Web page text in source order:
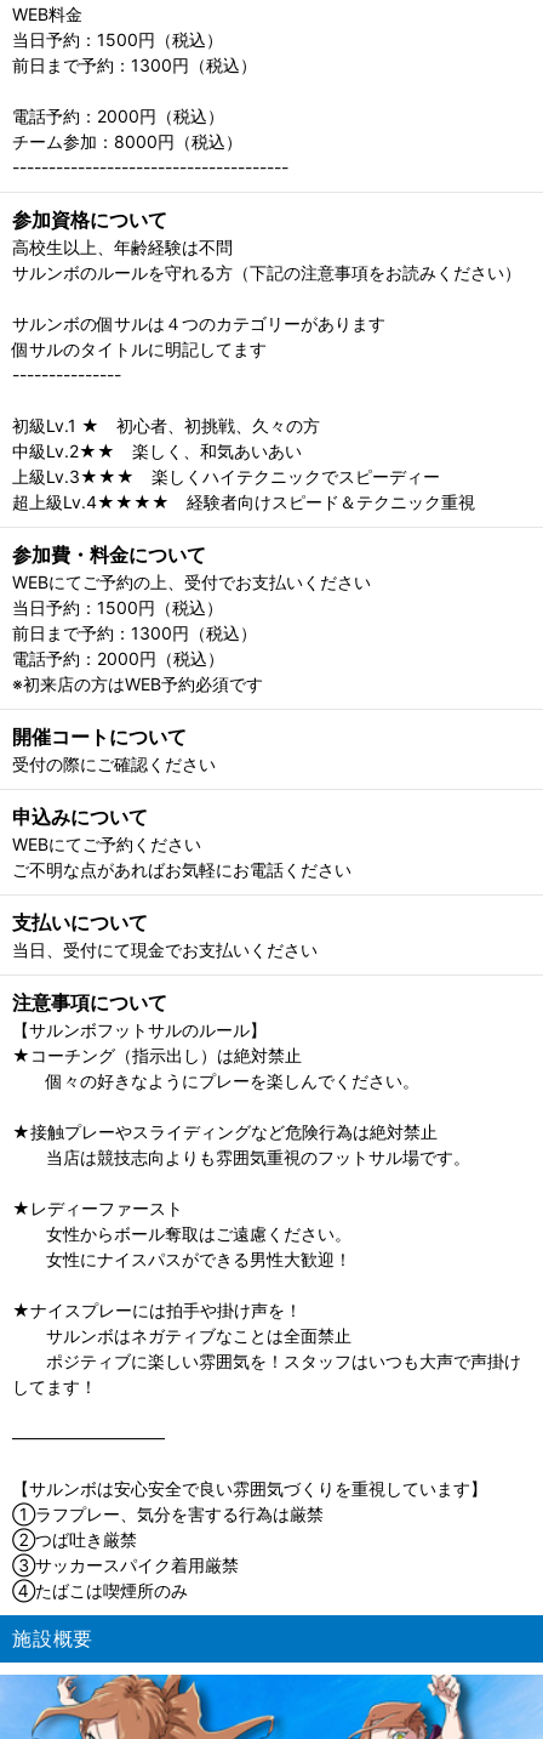
WEB料金
当日予約：1500円（税込）
前日まで予約：1300円（税込）
電話予約：2000円（税込）
チーム参加：8000円（税込）
--------------------------------------
参加資格について
高校生以上、年齢経験は不問
サルンボのルールを守れる方（下記の注意事項をお読みください）
サルンボの個サルは４つのカテゴリーがあります
個サルのタイトルに明記してます
---------------
初級Lv.1 ★ 初心者、初挑戦、久々の方
中級Lv.2★★ 楽しく、和気あいあい
上級Lv.3★★★ 楽しくハイテクニックでスピーディー
超上級Lv.4★★★★ 経験者向けスピード＆テクニック重視
参加費・料金について
WEBにてご予約の上、受付でお支払いください
当日予約：1500円（税込）
前日まで予約：1300円（税込）
電話予約：2000円（税込）
※初来店の方はWEB予約必須です
開催コートについて
受付の際にご確認ください
申込みについて
WEBにてご予約ください
ご不明な点があればお気軽にお電話ください
支払いについて
当日、受付にて現金でお支払いください
注意事項について
【サルンボフットサルのルール】
★コーチング（指示出し）は絶対禁止
個々の好きなようにプレーを楽しんでください。
★接触プレーやスライディングなど危険行為は絶対禁止
当店は競技志向よりも雰囲気重視のフットサル場です。
★レディーファースト
女性からボール奪取はご遠慮ください。
女性にナイスパスができる男性大歓迎！
★ナイスプレーには拍手や掛け声を！
サルンボはネガティブなことは全面禁止
ポジティブに楽しい雰囲気を！スタッフはいつも大声で声掛け
してます！
—————————
【サルンボは安心安全で良い雰囲気づくりを重視しています】
①ラフプレー、気分を害する行為は厳禁
②つば吐き厳禁
③サッカースパイク着用厳禁
④たばこは喫煙所のみ
施設概要